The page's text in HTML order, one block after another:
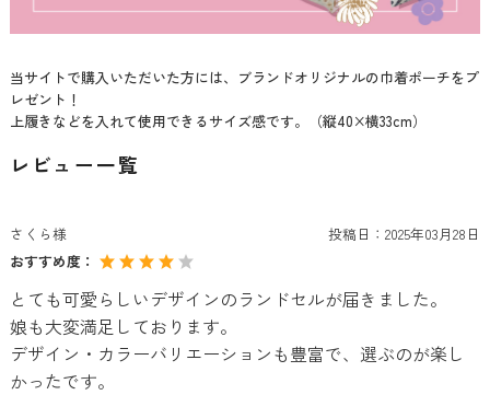
当サイトで購入いただいた方には、ブランドオリジナルの巾着ポーチをプ
レゼント！
上履きなどを入れて使用できるサイズ感です。（縦40×横33cm）
レビュー一覧
さくら様 投稿日： 2025年03月28日
おすすめ度：
とても可愛らしいデザインのランドセルが届きました。
娘も大変満足しております。
デザイン・カラーバリエーションも豊富で、選ぶのが楽し
かったです。